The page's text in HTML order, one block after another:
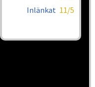
Inlänkat 11/5